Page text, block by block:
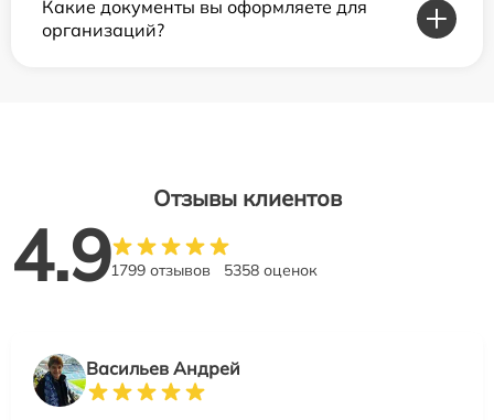
Какие документы вы оформляете для
организаций?
Отзывы клиентов
4.91799 отзывов 5358 оценок
Васильев Андрей